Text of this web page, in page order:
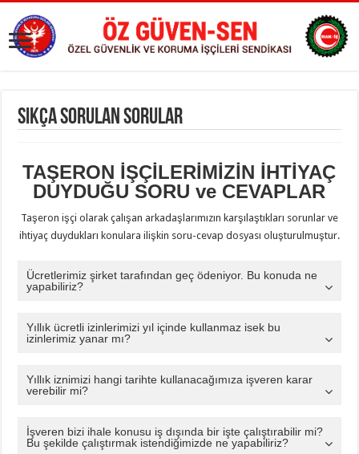
SIKÇA SORULAN SORULAR
TAŞERON İŞÇİLERİMİZİN İHTİYAÇ
DUYDUĞU SORU ve CEVAPLAR
Taşeron işçi olarak çalışan arkadaşlarımızın karşılaştıkları sorunlar ve
ihtiyaç duydukları konulara ilişkin soru-cevap dosyası oluşturulmuştur.
Ücretlerimiz şirket tarafından geç ödeniyor. Bu konuda ne
yapabiliriz?
Yıllık ücretli izinlerimizi yıl içinde kullanmaz isek bu
izinlerimiz yanar mı?
Yıllık iznimizi hangi tarihte kullanacağımıza işveren karar
verebilir mi?
İşveren bizi ihale konusu iş dışında bir işte çalıştırabilir mi?
Bu şekilde çalıştırmak istendiğimizde ne yapabiliriz?